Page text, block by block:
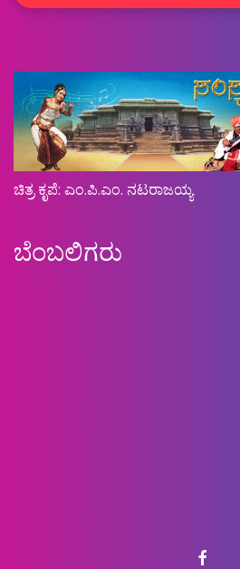
ಚಿತ್ರ ಕೃಪೆ: ಎಂ.ಪಿ.ಎಂ. ನಟರಾಜಯ್ಯ
ಬೆಂಬಲಿಗರು